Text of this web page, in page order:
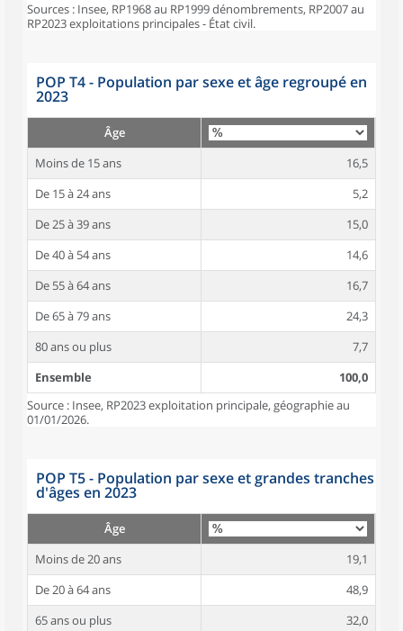
Sources : Insee, RP1968 au RP1999 dénombrements, RP2007 au
RP2023 exploitations principales - État civil.
POP T4 - Population par sexe et âge regroupé en
2023
Âge
Moins de 15 ans
16,5
De 15 à 24 ans
5,2
De 25 à 39 ans
15,0
De 40 à 54 ans
14,6
De 55 à 64 ans
16,7
De 65 à 79 ans
24,3
80 ans ou plus
7,7
Ensemble
100,0
Source : Insee, RP2023 exploitation principale, géographie au
01/01/2026.
POP T5 - Population par sexe et grandes tranches
d'âges en 2023
Âge
Moins de 20 ans
19,1
De 20 à 64 ans
48,9
65 ans ou plus
32,0